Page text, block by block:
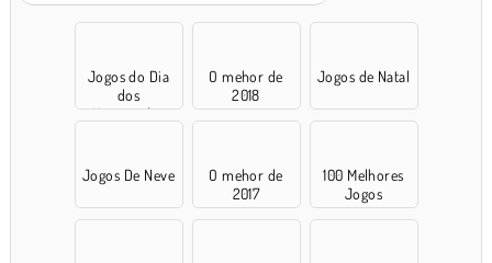
Jogos do Dia
dos
Namorados
O mehor de
2018
Jogos de Natal
Jogos De Neve
O mehor de
2017
100 Melhores
Jogos